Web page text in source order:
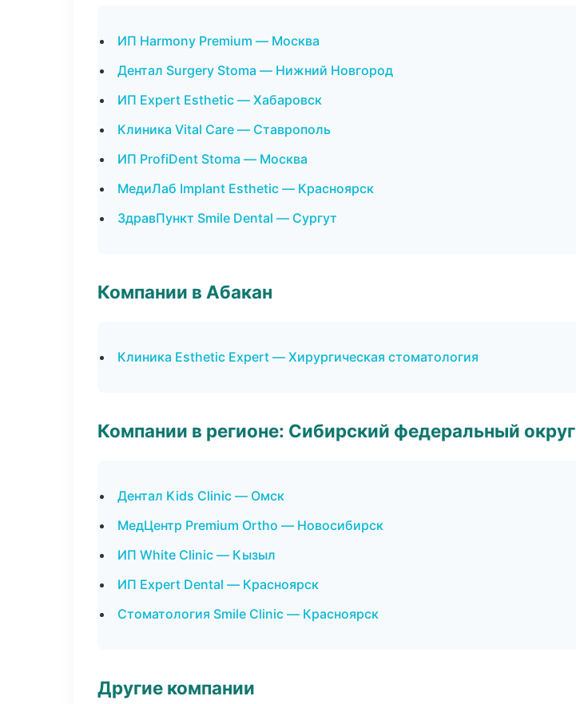
ИП Harmony Premium — Москва
Дентал Surgery Stoma — Нижний Новгород
ИП Expert Esthetic — Хабаровск
Клиника Vital Care — Ставрополь
ИП ProfiDent Stoma — Москва
МедиЛаб Implant Esthetic — Красноярск
ЗдравПункт Smile Dental — Сургут
Компании в Абакан
Клиника Esthetic Expert — Хирургическая стоматология
Компании в регионе: Сибирский федеральный округ
Дентал Kids Clinic — Омск
МедЦентр Premium Ortho — Новосибирск
ИП White Clinic — Кызыл
ИП Expert Dental — Красноярск
Стоматология Smile Clinic — Красноярск
Другие компании